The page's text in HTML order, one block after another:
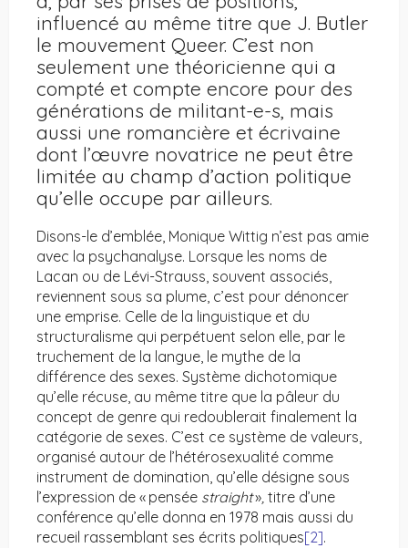
influencé au même titre que J. Butler
le mouvement Queer. C’est non
seulement une théoricienne qui a
compté et compte encore pour des
générations de militant-e-s, mais
aussi une romancière et écrivaine
dont l’œuvre novatrice ne peut être
limitée au champ d’action politique
qu’elle occupe par ailleurs.
Disons-le d’emblée, Monique Wittig n’est pas amie
avec la psychanalyse. Lorsque les noms de
Lacan ou de Lévi-Strauss, souvent associés,
reviennent sous sa plume, c’est pour dénoncer
une emprise. Celle de la linguistique et du
structuralisme qui perpétuent selon elle, par le
truchement de la langue, le mythe de la
différence des sexes. Système dichotomique
qu’elle récuse, au même titre que la pâleur du
concept de genre qui redoublerait finalement la
catégorie de sexes. C’est ce système de valeurs,
organisé autour de l’hétérosexualité comme
instrument de domination, qu’elle désigne sous
l’expression de « pensée straight», titre d’une
conférence qu’elle donna en 1978 mais aussi du
recueil rassemblant ses écrits politiques[2].